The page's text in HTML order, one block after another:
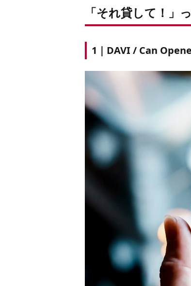
「それ貸して！」
1｜DAVI / Can